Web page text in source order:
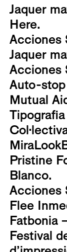
Jaquer
Here.
Acciones
Jaquer
Acciones
Auto-
Mutual
Pristine
Blanco.
Acciones
Flee
Fatbonia
Festival